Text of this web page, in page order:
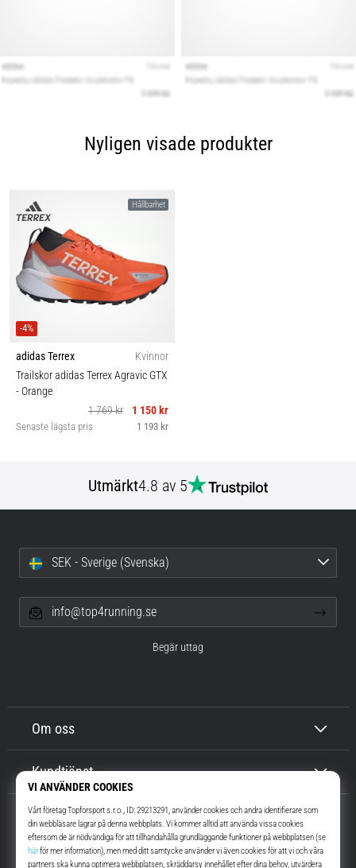
Nyligen visade produkter
Hållbarhet
-4%
adidas Terrex
Kvinnor
Trailskor adidas Terrex Agravic GTX
- Orange
1 769 kr
1 150 kr
Senaste lägsta pris 1 193 kr
Utmärkt4.8 av 5
Om oss
Kundtjänst
SEK - Sverige (Svenska)
info@top4running.se
Begär uttag